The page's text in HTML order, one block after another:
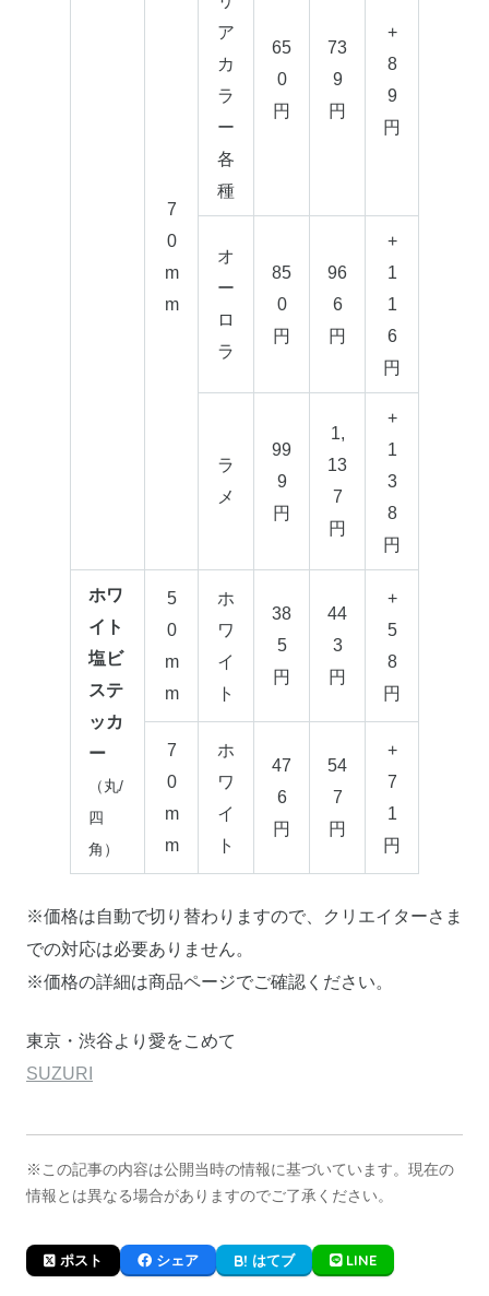
7
0
m
m
ア
カ
ラ
ー
各
種
65
0
円
73
9
円
+
8
9
円
オ
ー
ロ
ラ
85
0
円
96
6
円
+
1
1
6
円
ラ
メ
99
9
円
1,
13
7
円
+
1
3
8
円
ホワ
イト
塩ビ
ステ
ッカ
ー
（丸/
四
角）
5
0
m
m
ホ
ワ
イ
ト
38
5
円
44
3
円
+
5
8
円
7
0
m
m
ホ
ワ
イ
ト
47
6
円
54
7
円
+
7
1
円
※価格は自動で切り替わりますので、クリエイターさま
での対応は必要ありません。
※価格の詳細は商品ページでご確認ください。
東京・渋谷より愛をこめて
SUZURI
※この記事の内容は公開当時の情報に基づいています。現在の
情報とは異なる場合がありますのでご了承ください。
ポスト シェア はてブ LINE